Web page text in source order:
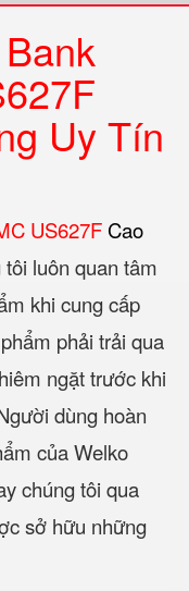
Uy Tín
US627F Cao
tôi luôn quan tâm
khi cung cấp
phải trải qua
ngặt trước khi
dùng hoàn
của Welko
chúng tôi qua
sở hữu những